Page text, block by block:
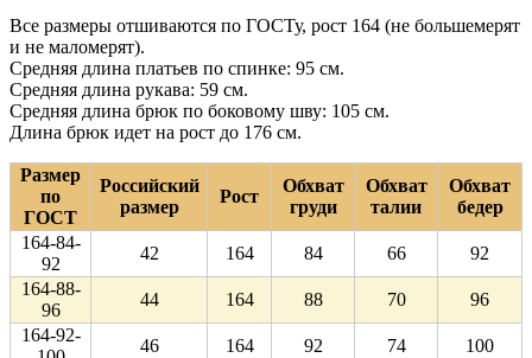
Все размеры отшиваются по ГОСТу, рост 164 (не большемерят
и не маломерят).
Средняя длина платьев по спинке: 95 см.
Средняя длина рукава: 59 см.
Средняя длина брюк по боковому шву: 105 см.
Длина брюк идет на рост до 176 см.
Размер
по
ГОСТ
Российский
размер
Рост
Обхват
груди
Обхват
талии
Обхват
бедер
164-84-
92
42 164 84 66
92
164-88-
96
44 164 88 70
96
164-92-
46 164 92 74
100